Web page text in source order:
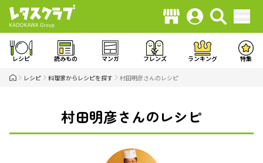
レシピ 読みもの マンガ フレンズ ランキング 特集
レシピ 料理家からレシピを探す 村田明彦さんのレシピ
村田明彦さんのレシピ